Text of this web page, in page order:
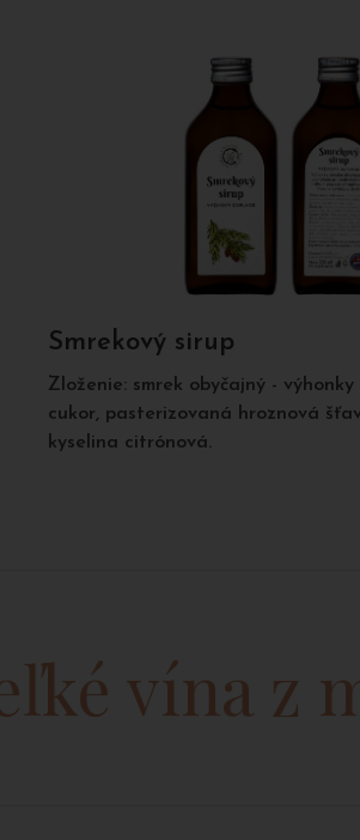
Smrekový sirup
Zloženie: smrek obyčajný - výhonky
cukor, pasterizovaná hroznová
kyselina citrónová.
vína z